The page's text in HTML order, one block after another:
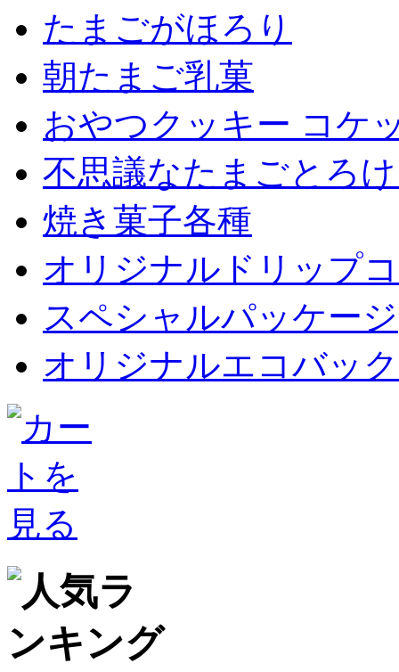
たまごがほろり
朝たまご乳菓
おやつクッキー コケ
不思議なたまごとろ
焼き菓子各種
オリジナルドリップ
スペシャルパッケージ
オリジナルエコバッ